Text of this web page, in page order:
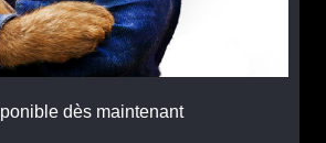
dès maintenant